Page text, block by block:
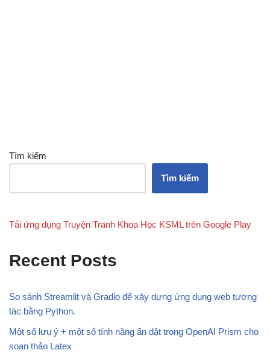
Tìm kiếm
Tìm kiếm
Tải ứng dụng Truyện Tranh Khoa Học KSML trên Google Play
Recent Posts
So sánh Streamlit và Gradio để xây dựng ứng dụng web tương
tác bằng Python.
Một số lưu ý + một số tính năng ẩn dật trong OpenAI Prism cho
soạn thảo Latex